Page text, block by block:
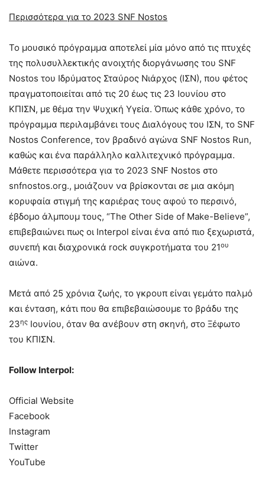
Περισσότερα για το 2023 SNF Nostos
Το μουσικό πρόγραμμα αποτελεί μία μόνο από τις πτυχές
της πολυσυλλεκτικής ανοιχτής διοργάνωσης του SNF
Nostos του Ιδρύματος Σταύρος Νιάρχος (ΙΣΝ), που φέτος
πραγματοποιείται από τις 20 έως τις 23 Ιουνίου στο
ΚΠΙΣΝ, με θέμα την Ψυχική Υγεία. Όπως κάθε χρόνο, το
πρόγραμμα περιλαμβάνει τους Διαλόγους του ΙΣΝ, το SNF
Nostos Conference, τον βραδινό αγώνα SNF Nostos Run,
καθώς και ένα παράλληλο καλλιτεχνικό πρόγραμμα.
Μάθετε περισσότερα για το 2023 SNF Nostos στο
snfnostos.org., μοιάζουν να βρίσκονται σε μια ακόμη
κορυφαία στιγμή της καριέρας τους αφού το περσινό,
έβδομο άλμπουμ τους, “The Other Side of Make-Believe”,
επιβεβαιώνει πως οι Interpol είναι ένα από πιο ξεχωριστά,
συνεπή και διαχρονικά rock συγκροτήματα του 21ου
αιώνα.
Μετά από 25 χρόνια ζωής, το γκρουπ είναι γεμάτο παλμό
και ένταση, κάτι που θα επιβεβαιώσουμε το βράδυ της
23ης Ιουνίου, όταν θα ανέβουν στη σκηνή, στο Ξέφωτο
του ΚΠΙΣΝ.
Follow Interpol:
Official Website
Facebook
Instagram
Twitter
YouTube